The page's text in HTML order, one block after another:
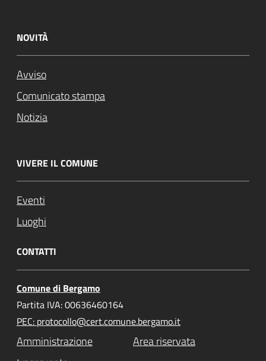
NOVITÀ
Avviso
Comunicato stampa
Notizia
VIVERE IL COMUNE
Eventi
Luoghi
CONTATTI
Comune di Bergamo
Partita IVA: 00636460164
PEC: protocollo@cert.comune.bergamo.it
Amministrazione
Area riservata